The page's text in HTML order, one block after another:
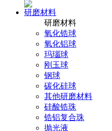
研磨材料
研磨材料
氧化锆球
氧化铝球
玛瑙球
刚玉球
钢球
碳化硅球
其他研磨材料
硅酸锆珠
锆铝复合珠
抛光液